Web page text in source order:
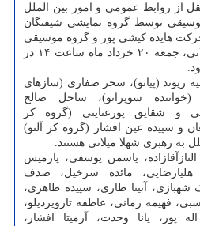
از روابط عمومی و امور بین الملل
توسط گروه نمایشی شیفتگان
هایده کیشی پور و گروه موسیقی
آواز ملل به رهبری شهلا میلانی، جمعه ۲۰ خرداد ماه ساعت ۱۴ در
ریوند (پیانو)، سحر صفاری (سازهای
سوپرانو)، ساحل صالح
و شقایق پورعنایتی (گروه کر
و سپیده عین افشار (گروه کر آلتو)
به رهبری شهلا میلانی هستند.
یاسمن یوسفی، پارمیس
هلیارضایی، مائده سرخیل، صدف
شهبازی، آنیتا طاری، سپیده طاهری،
فهیمه زمانی، عاطفه تارویردیلو،
پور، یانا وحدت، آرمیتا افشار،